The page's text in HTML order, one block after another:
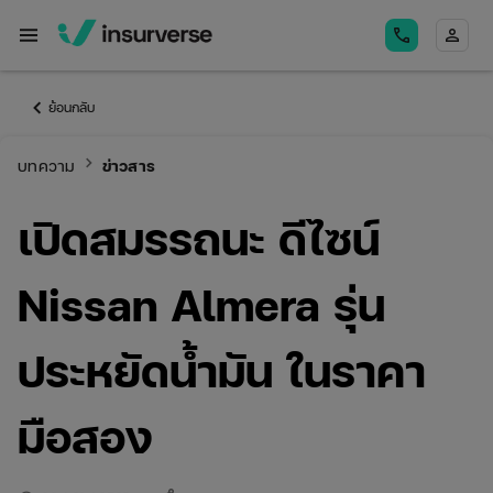
menu call person
keyboard_arrow_left ย้อนกลับ
บทความ keyboard_arrow_right ข่าวสาร
เปิดสมรรถนะ ดีไซน์
Nissan Almera รุ่น
ประหยัดน้ำมัน ในราคา
มือสอง